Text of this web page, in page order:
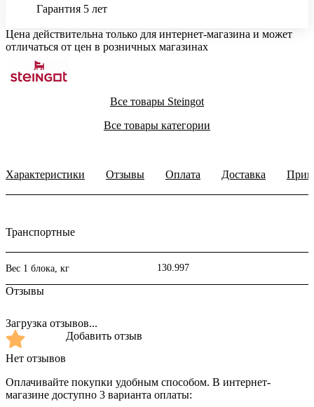
Гарантия 5 лет
Цена действительна только для интернет-магазина и может
отличаться от цен в розничных магазинах
Все товары Steingot
Все товары категории
Характеристики Отзывы Оплата Доставка
Транспортные
Вес 1 блока, кг 130.997
Отзывы
Загрузка отзывов...
Нет отзывов
Добавить отзыв
Оплачивайте покупки удобным способом. В интернет-
магазине доступно 3 варианта оплаты: